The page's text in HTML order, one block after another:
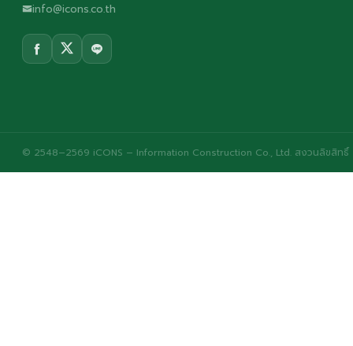
info@icons.co.th
© 2548–2569 iCONS – Information Construction Co., Ltd. สงวนลิขสิทธิ์